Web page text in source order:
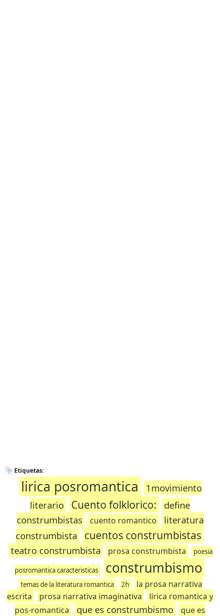
Etiquetas:
lirica posromantica
1movimiento
literario
Cuento folklorico:
define
construmbistas
cuento romantico
literatura
construmbista
cuentos construmbistas
teatro construmbista prosa construmbista poesia
posromantica caracteristicas construmbismo
temas de la literatura romantica 2h
la prosa narrativa
escrita
prosa narrativa imaginativa
lirica romantica y
pos-romantica
que es construmbismo
que es